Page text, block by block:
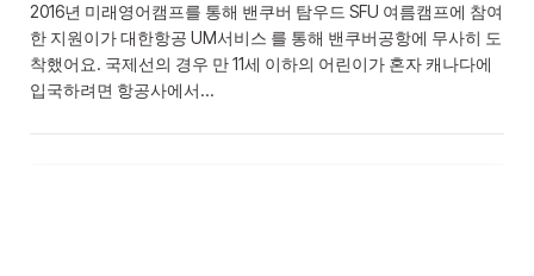
2016년 미래영어캠프를 통해 밴쿠버 탐우드 SFU 여름캠프에 참여
한 지원이가 대한항공 UM서비스 를 통해 밴쿠버공항에 무사히 도
착했어요. 국제선의 경우 만 11세 이하의 어린이가 혼자 캐나다에
입국하려면 항공사에서…